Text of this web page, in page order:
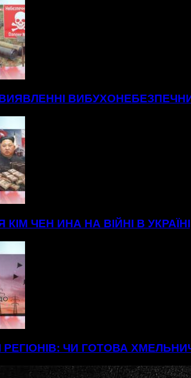
КІМ ЧЕН ИНА НА ВІЙНІ В
РЕГІОНІВ: ЧИ ГОТОВА